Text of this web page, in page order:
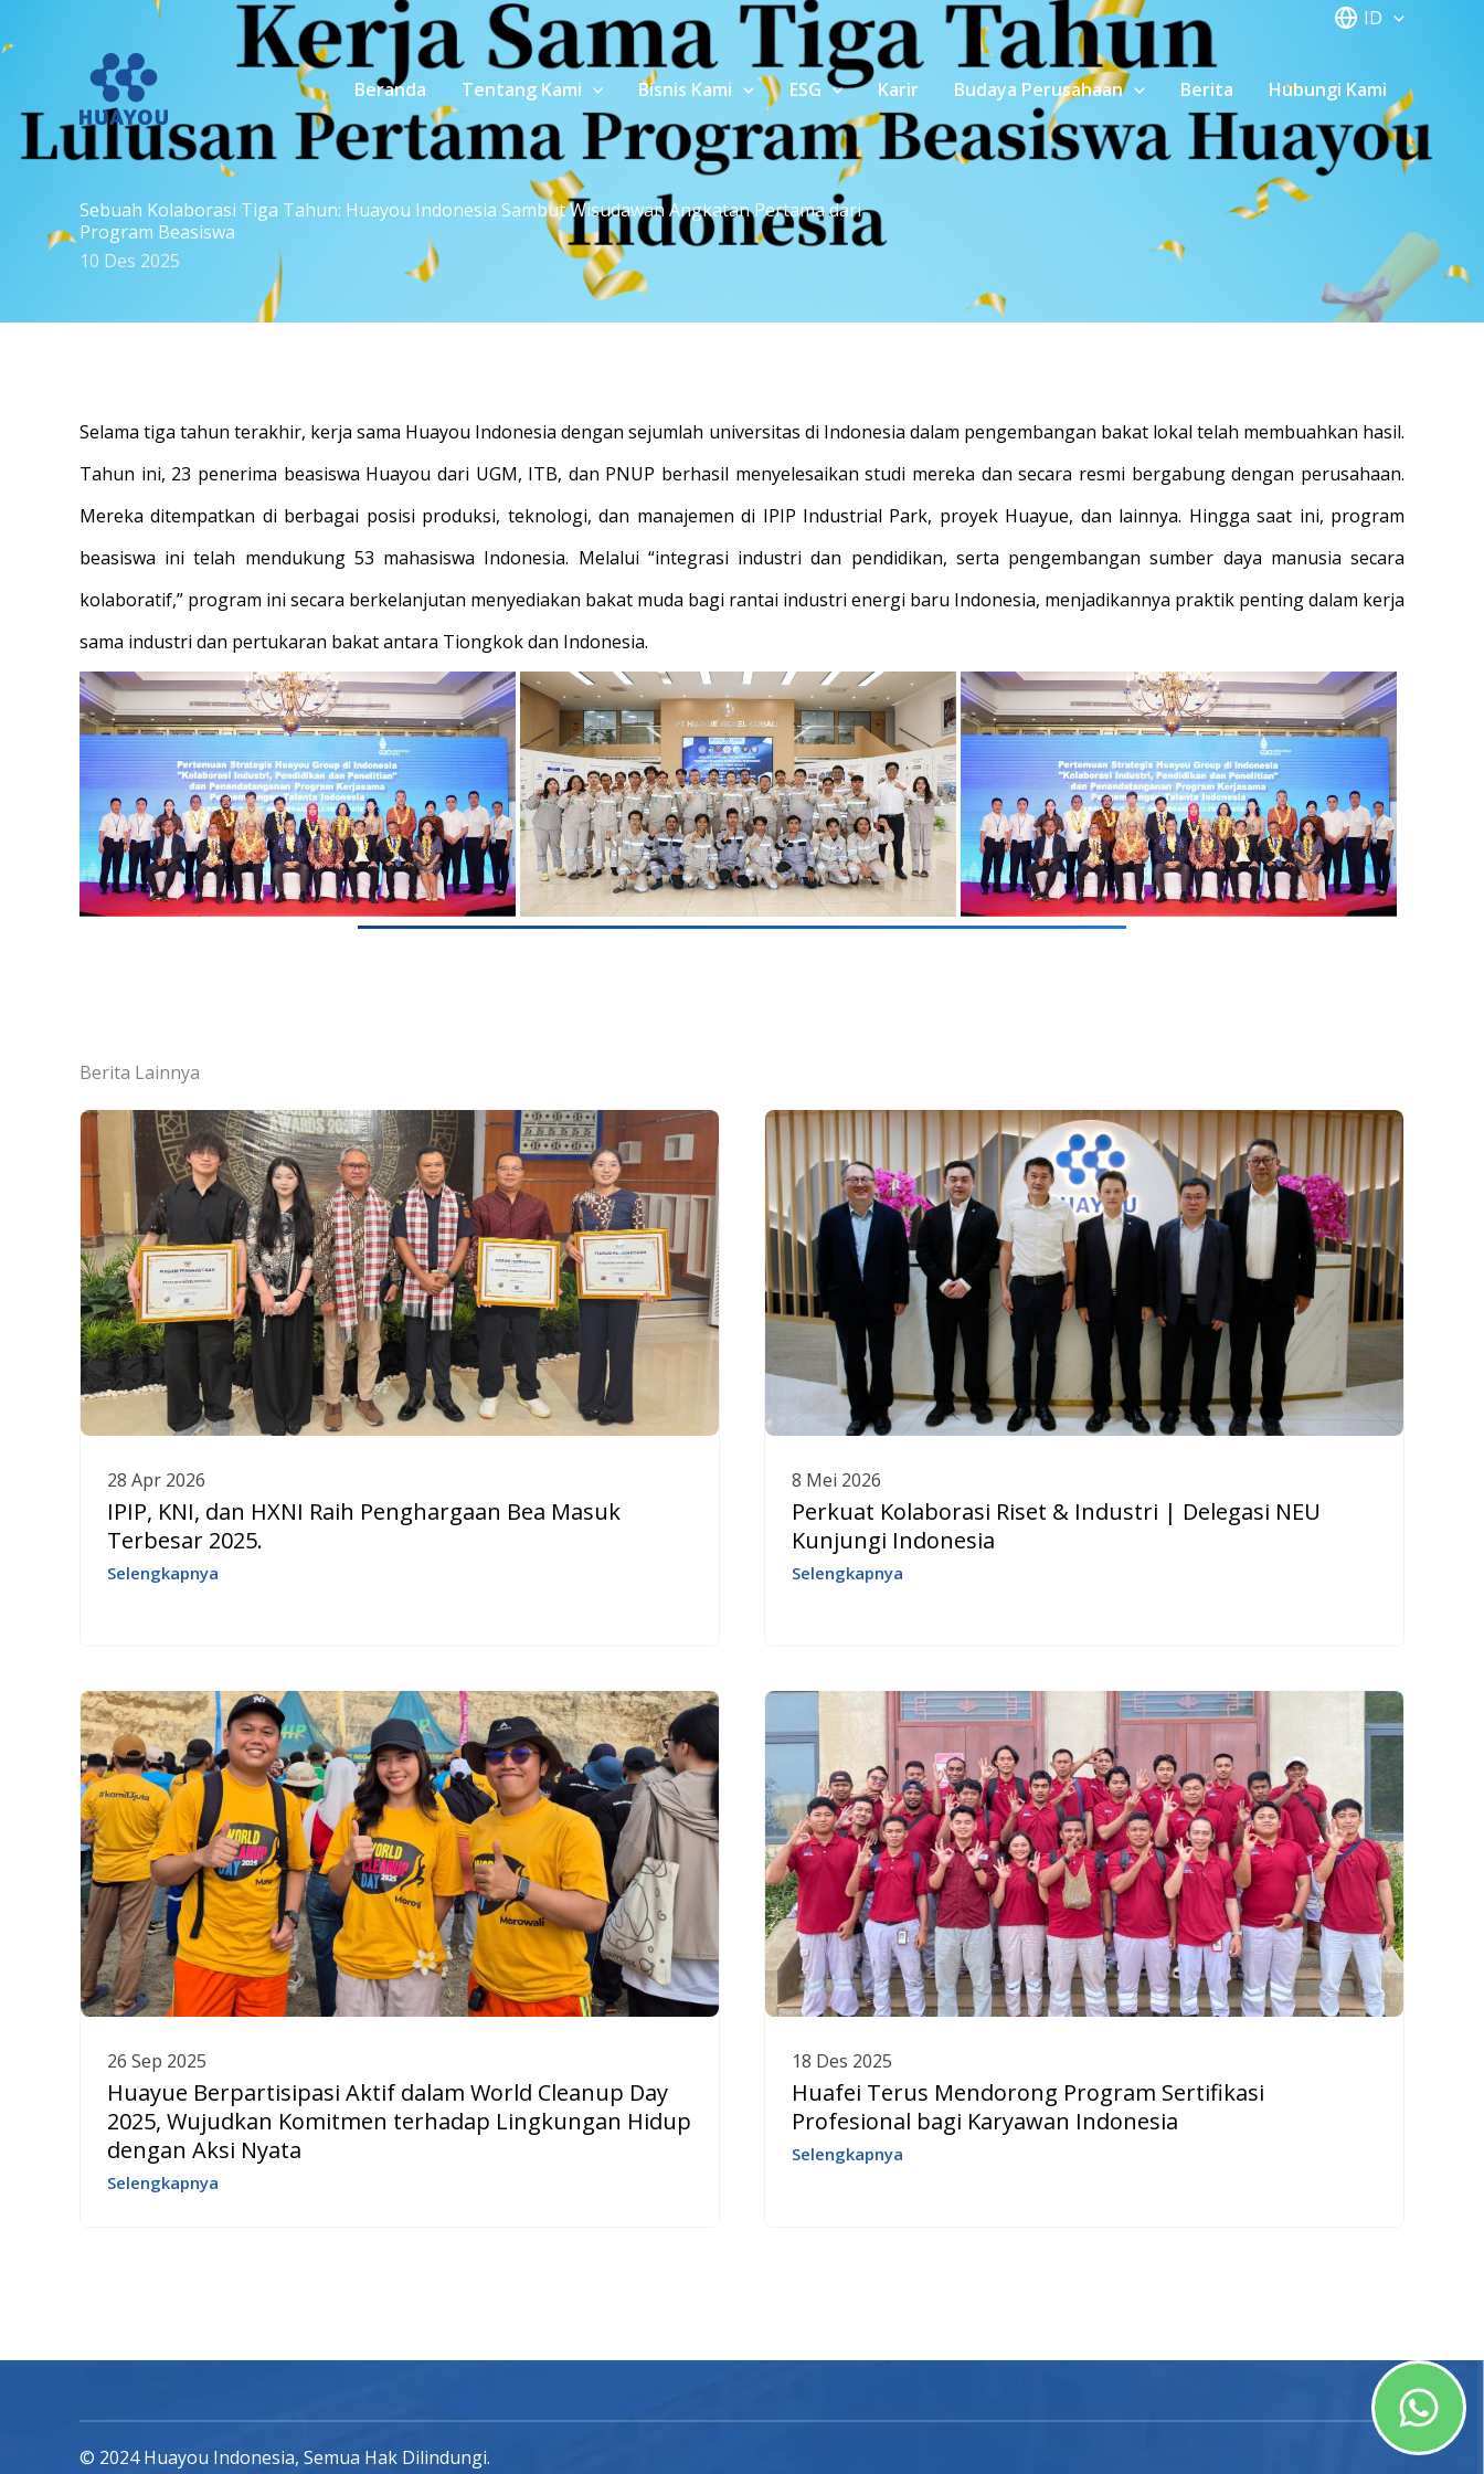
ke
ID
Beranda Tentang Kami Bisnis Kami ESG Karir Budaya Perusahaan Berita Hubungi Kami
Sebuah Kolaborasi Tiga Tahun: Huayou Indonesia Sambut Wisudawan Angkatan Pertama dari
Program Beasiswa
10 Des 2025
Selama tiga tahun terakhir, kerja sama Huayou Indonesia dengan sejumlah universitas di Indonesia dalam pengembangan bakat lokal telah membuahkan hasil.
Tahun ini, 23 penerima beasiswa Huayou dari UGM, ITB, dan PNUP berhasil menyelesaikan studi mereka dan secara resmi bergabung dengan perusahaan.
Mereka ditempatkan di berbagai posisi produksi, teknologi, dan manajemen di IPIP Industrial Park, proyek Huayue, dan lainnya. Hingga saat ini, program
beasiswa ini telah mendukung 53 mahasiswa Indonesia. Melalui “integrasi industri dan pendidikan, serta pengembangan sumber daya manusia secara
kolaboratif,” program ini secara berkelanjutan menyediakan bakat muda bagi rantai industri energi baru Indonesia, menjadikannya praktik penting dalam kerja
sama industri dan pertukaran bakat antara Tiongkok dan Indonesia.
Berita Lainnya
28 Apr 2026
IPIP, KNI, dan HXNI Raih Penghargaan Bea Masuk
Terbesar 2025.
Selengkapnya
8 Mei 2026
Perkuat Kolaborasi Riset & Industri | Delegasi NEU
Kunjungi Indonesia
Selengkapnya
26 Sep 2025
Huayue Berpartisipasi Aktif dalam World Cleanup Day
2025, Wujudkan Komitmen terhadap Lingkungan Hidup
dengan Aksi Nyata
Selengkapnya
18 Des 2025
Huafei Terus Mendorong Program Sertifikasi
Profesional bagi Karyawan Indonesia
Selengkapnya
© 2024 Huayou Indonesia, Semua Hak Dilindungi.